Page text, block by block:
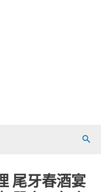
尾牙春酒宴